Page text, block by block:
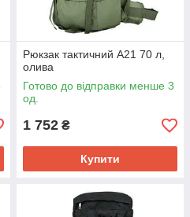
Рюкзак тактичний A21 70 л,
олива
Готово до відправки менше 3
од.
1 752 ₴
Купити